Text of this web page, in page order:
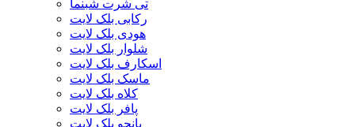
تی شرت شبنما
رکابی بلک لایت
هودی بلک لایت
شلوار بلک لایت
اسکارف بلک لایت
ماسک بلک لایت
کلاه بلک لایت
پافر بلک لایت
پانچو بلک لایت